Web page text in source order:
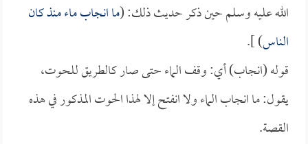
الله عليه وسلم حين ذكر حديث ذلك: (ما انجاب ماء منذ كان
الناس) ].
قوله (انجاب) أي: وقف الماء حتى صار كالطريق للحوت،
يقول: ما انجاب الماء ولا انفتح إلا لهذا الحوت المذكور في هذه
القصة.